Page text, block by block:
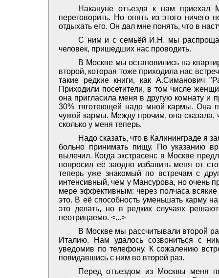
Накануне отъезда к нам
переговорить. Но опять из этого ничего
отдыхать его. Он дал мне понять, что в
С ним и с семьёй И.Н. мы
человек, пришедших нас проводить.
В Москве мы остановились на
второй, которая тоже приходила нас
такие редкие книги, как А.Симанович
Приходили посетители, в том числе
она пригласила меня в другую комнату
30% тяготеющей надо мной кармы. Она
чужой кармы. Между прочим, она
сколько у меня теперь.
Надо сказать, что в Калининграде я
больно принимать пищу. По указанию
вылечил. Когда экстрасенс в Москве
попросил её заодно избавить меня от
теперь уже знакомый по встречам с
интенсивный, чем у Мансурова, но очень
мере эффективным: через полчаса всякие
это. В её способность уменьшать карму
это делать, но в редких случаях
неотрицаемо. <...>
В Москве мы рассчитывали второй
Италию. Нам удалось созвониться с
уведомив по телефону. К сожалению
повидавшись с ним во второй раз.
Перед отъездом из Москвы меня